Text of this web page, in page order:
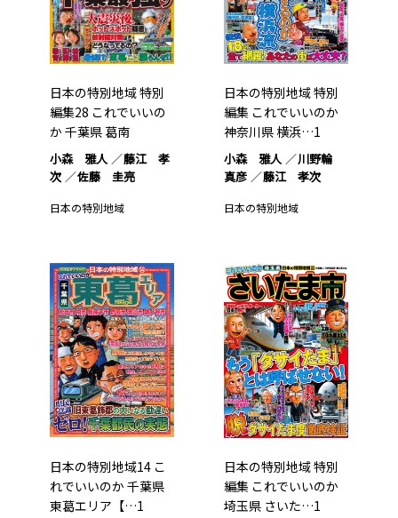
日本の特別地域 特別
編集28 これでいいの
か 千葉県 葛南
小森 雅人
藤江 孝
次
佐藤 圭亮
日本の特別地域
日本の特別地域 特別
編集 これでいいのか
神奈川県 横浜…1
小森 雅人
川野輪
真彦
藤江 孝次
日本の特別地域
日本の特別地域14 こ
れでいいのか 千葉県
東葛エリア【…1
日本の特別地域 特別
編集 これでいいのか
埼玉県 さいた…1